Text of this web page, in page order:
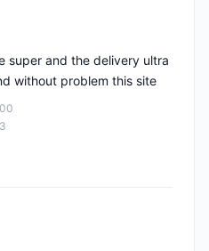
super and the delivery ultra
without problem this site